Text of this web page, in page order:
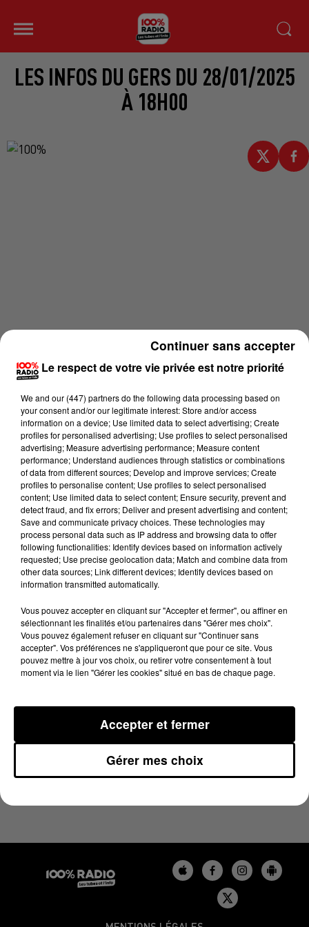
LES INFOS DU GERS DU 28/01/2025
À 18H00
Lecture (4 min 12 sec)
100%
28 janvier 2025 - 4 min 12 sec
LES INFOS DU GERS DU 28/01/2025 À 18H00
Le respect de votre vie privée est notre priorité
We and our (447) partnersdo the following data processing based on
your consent and/or our legitimate interest: Store and/or access
information on a device; Use limited data to select advertising; Create
profiles for personalised advertising; Use profiles to select personalised
advertising; Measure advertising performance; Measure content
performance; Understand audiences through statistics or combinations
of data from different sources; Develop and improve services; Create
profiles to personalise content; Use profiles to select personalised
content; Use limited data to select content; Ensure security, prevent and
detect fraud, and fix errors; Deliver and present advertising and content;
Save and communicate privacy choices. These technologies may
process personal data such as IP address and browsing data to offer
following functionalities: Identify devices based on information actively
requested; Use precise geolocation data; Match and combine data from
other data sources; Link different devices; Identify devices based on
information transmitted automatically.
Vous pouvez accepter en cliquant sur "Accepter et fermer", ou affiner en
sélectionnant les finalités et/ou partenaires dans "Gérer mes choix".
Vous pouvez également refuser en cliquant sur "Continuer sans
accepter". Vos préférences ne s'appliqueront que pour ce site. Vous
pouvez mettre à jour vos choix, ou retirer votre consentement à tout
moment via le lien "Gérer les cookies" situé en bas de chaque page.
Gérer mes choix
Accepter et fermer
Continuer sans accepter